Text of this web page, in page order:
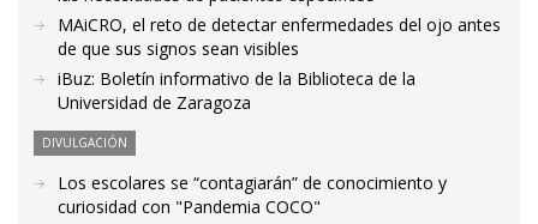
MAiCRO, el reto de detectar enfermedades del ojo antes
de que sus signos sean visibles
iBuz: Boletín informativo de la Biblioteca de la
Universidad de Zaragoza
DIVULGACIÓN
Los escolares se “contagiarán” de conocimiento y
curiosidad con "Pandemia COCO"